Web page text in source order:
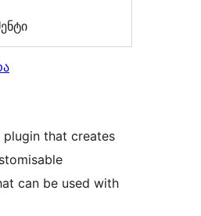
that creates
can be used with